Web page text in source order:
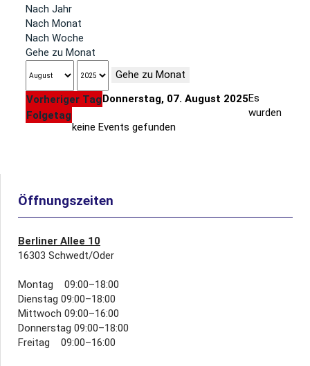
Nach Jahr
Nach Monat
Nach Woche
Gehe zu Monat
Gehe zu Monat
Vorheriger TagDonnerstag, 07. August 2025
Folgetag
Es
wurden
keine Events gefunden
Öffnungszeiten
Berliner Allee 10
16303 Schwedt/Oder
Montag 09:00–18:00
Dienstag 09:00–18:00
Mittwoch 09:00–16:00
Donnerstag 09:00–18:00
Freitag 09:00–16:00